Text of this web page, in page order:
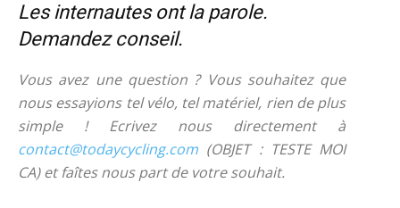
Les internautes ont la parole.
Demandez conseil.
Vous avez une question ? Vous souhaitez que
nous essayions tel vélo, tel matériel, rien de plus
simple ! Ecrivez nous directement à
contact@todaycycling.com (OBJET : TESTE MOI
CA) et faîtes nous part de votre souhait.